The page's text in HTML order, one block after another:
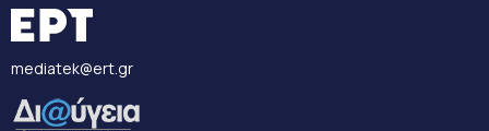
mediatek@ert.gr